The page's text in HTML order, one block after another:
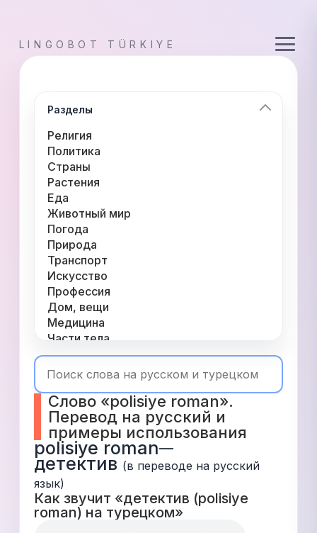
LINGOBOT TÜRKIYE
Разделы
Религия
Политика
Страны
Растения
Еда
Животный мир
Погода
Природа
Транспорт
Искусство
Профессия
Дом, вещи
Медицина
Части тела
Одежда
Время
Числа
Глаголы
Служебные
Существительные
Прилагательные
Слово «polisiye roman».
Перевод на русский и
примеры использования
polisiye roman—
детектив (в переводе на русский
язык)
Как звучит «детектив (polisiye
roman) на турецком»